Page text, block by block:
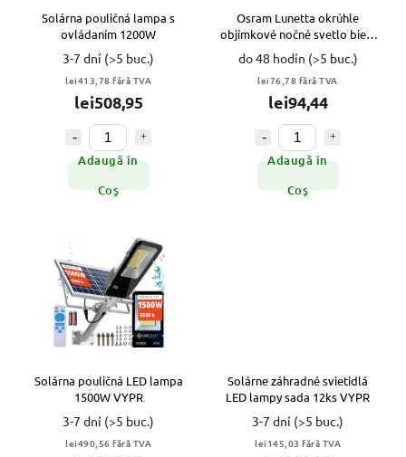
Solárna pouličná lampa s
ovládaním 1200W
3-7 dní (>5 buc.)
lei413,78 fără TVA
lei508,95
Adaugă în
Coş
Osram Lunetta okrúhle
objímkové nočné svetlo biela
LED VYPR
do 48 hodín (>5 buc.)
lei76,78 fără TVA
lei94,44
Adaugă în
Coş
Solárna pouličná LED lampa
1500W VYPR
3-7 dní (>5 buc.)
lei490,56 fără TVA
Solárne záhradné svietidlá
LED lampy sada 12ks VYPR
3-7 dní (>5 buc.)
lei145,03 fără TVA